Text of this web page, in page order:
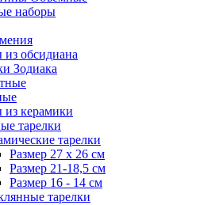
наборы
обсидиана
Зодиака
керамики
тарелки
тарелки
Размер 27 х 26 см
Размер 21-18,5 см
Размер 16 - 14 см
тарелки